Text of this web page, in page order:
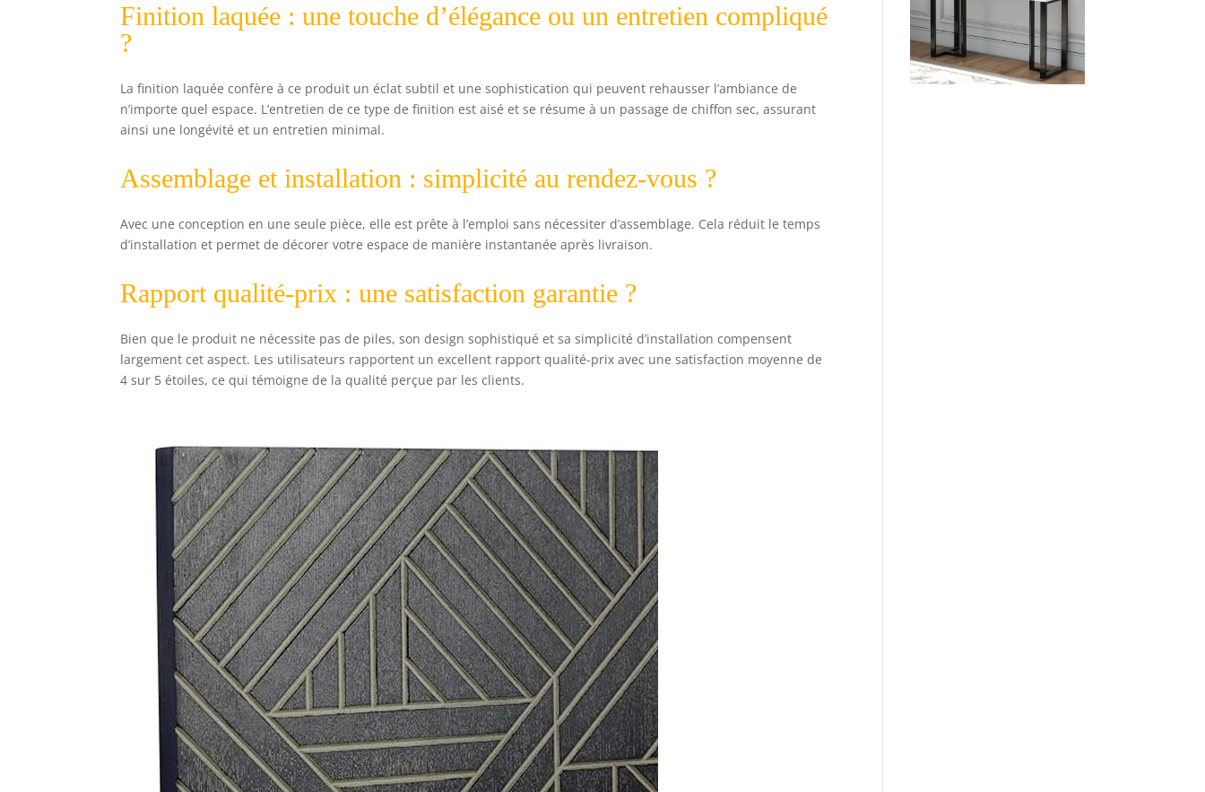
Finition laquée : une touche d’élégance ou un entretien compliqué
?
La finition laquée confère à ce produit un éclat subtil et une sophistication qui peuvent rehausser l’ambiance de
n’importe quel espace. L’entretien de ce type de finition est aisé et se résume à un passage de chiffon sec, assurant
ainsi une longévité et un entretien minimal.
Assemblage et installation : simplicité au rendez-vous ?
Avec une conception en une seule pièce, elle est prête à l’emploi sans nécessiter d’assemblage. Cela réduit le temps
d’installation et permet de décorer votre espace de manière instantanée après livraison.
Rapport qualité-prix : une satisfaction garantie ?
Bien que le produit ne nécessite pas de piles, son design sophistiqué et sa simplicité d’installation compensent
largement cet aspect. Les utilisateurs rapportent un excellent rapport qualité-prix avec une satisfaction moyenne de
4 sur 5 étoiles, ce qui témoigne de la qualité perçue par les clients.